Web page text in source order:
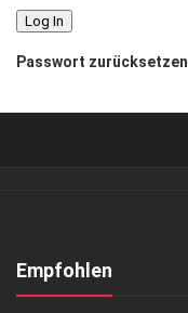
Passwort zurücksetzen
Kontakt, Impressum
Empfohlen